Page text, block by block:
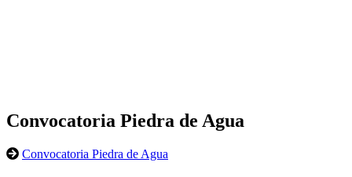
Convocatoria Piedra de Agua
Convocatoria Piedra de Agua